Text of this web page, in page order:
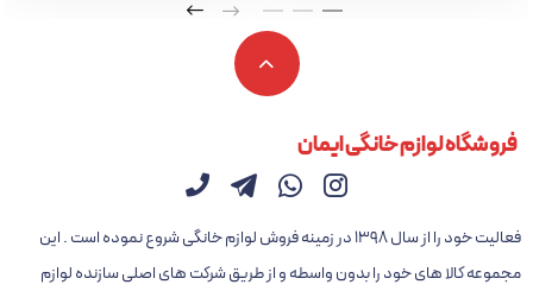
2. ظرف پیرکس: ظرف این دستگاه از جنس پیرکس ساخته شده است که باعث
می‌شود هنگام استفاده، سلامت مواد غذایی حفظ شده و به راحتی تمیز شود.
3. گنجایش 3 لیتری: با ظرفیت 3 لیتری، این خردکن می‌تواند مقادیر زیادی از
مواد غذایی را به صورت همزمان خرد کند، که برای مهمانی‌ها و آماده‌سازی
وعده‌های غذایی مناسب است.
4. کارایی 4 کاره: این دستگاه به عنوان یک رنده برقی، خردکن، رب‌گیر و همزن
عمل می‌کند و می‌تواند به شما در صرفه‌جویی در زمان و تلاش در آشپزی کمک
فروشگاه لوازم خانگی ایمان
فعالیت خود را از سال ۱۳۹۸ در زمینه فروش لوازم خانگی شروع نموده است . این
مجموعه کالا های خود را بدون واسطه و از طریق شرکت های اصلی سازنده لوازم